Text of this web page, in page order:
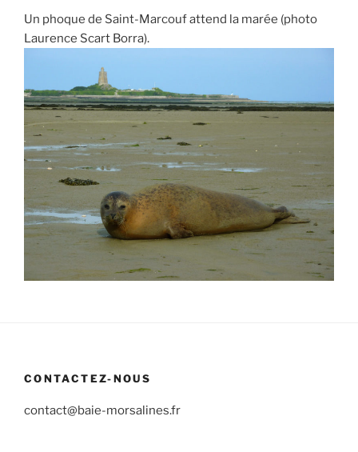
Un phoque de Saint-Marcouf attend la marée (photo
Laurence Scart Borra).
CONTACTEZ-NOUS
contact@baie-morsalines.fr